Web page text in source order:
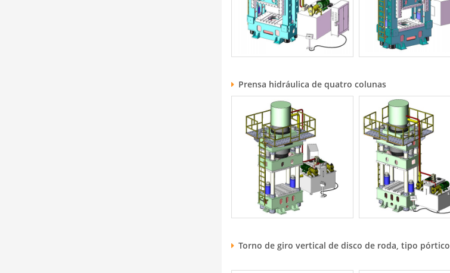
Prensa hidráulica de quatro colunas
Torno de giro vertical de disco de roda, tipo pórtico